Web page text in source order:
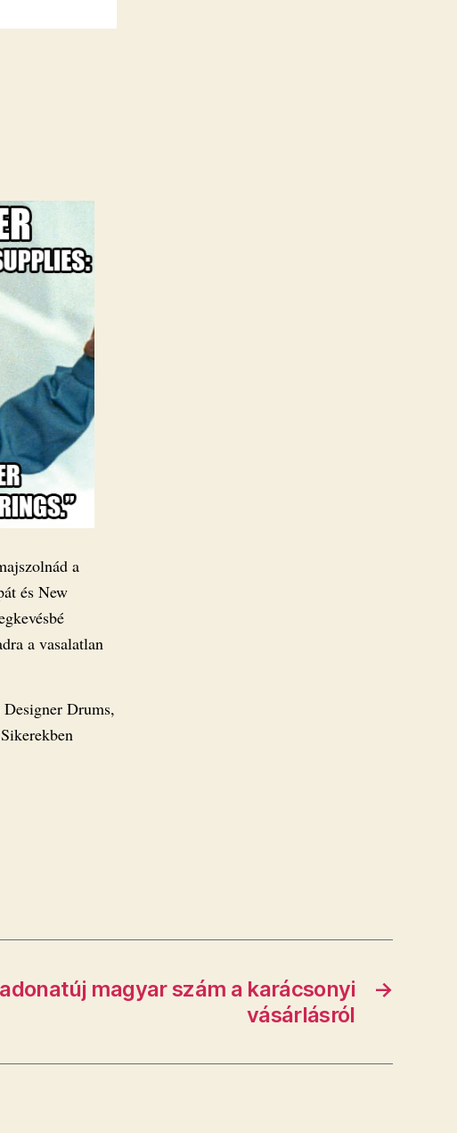
a
és New
a vasalatlan
Drums,
→
magyar szám a karácsonyi
vásárlásról